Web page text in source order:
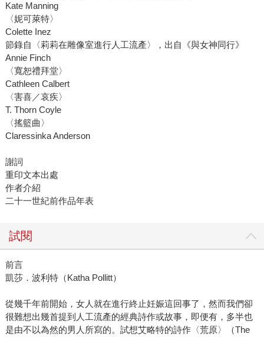
Kate Manning
〈妮可萊特〉
Colette Inez
節錄自〈莉莉在雕像室進行人工流產〉，出自《與女神同行》
Annie Finch
〈寬恕禮拜堂〉
Cathleen Calbert
〈害喜／哀疾〉
T. Thorn Coyle
〈搖籃曲〉
Claressinka Anderson
謝詞
重印文本出處
作者介紹
二十一世紀前作品年表
試閱
前言
凱莎．波利特（Katha Pollitt）
從幾千年前開始，女人就在進行終止妊娠這回事了，然而我們卻
很難想出幾首提到人工流產的經典詩作或故事，即便有，多半也
是由不以為然的男人所寫的。試想艾略特的詩作〈荒原〉（The